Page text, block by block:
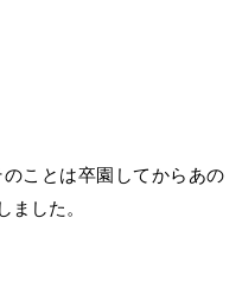
ことは卒園してからあの
ました。